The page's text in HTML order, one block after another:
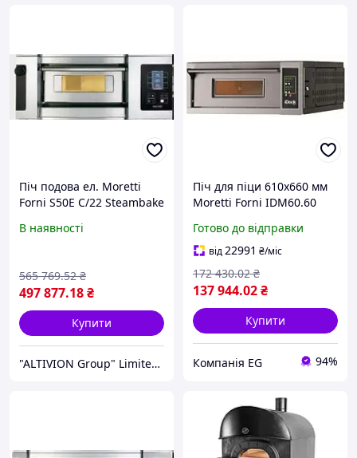
Піч подова ел. Moretti
Forni S50E C/22 Steambake
В наявності
497 877.18₴
565 769.52 ₴
Купити
"ALTIVION Group" Limited Liability Company
Піч для піци 610х660 мм
Moretti Forni IDM60.60
Готово до відправки
від22991 ₴/міс
137 944.02₴
172 430.02 ₴
Купити
Компанія EG 94%